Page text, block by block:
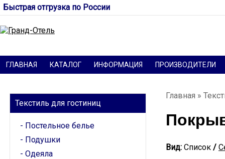
Быстрая отгрузка по России
ГЛАВНАЯ КАТАЛОГ ИНФОРМАЦИЯ ПРОИЗВОДИТЕЛИ
Текстиль для гостиниц
Постельное белье
Подушки
Одеяла
Главная »
Вид: Список /